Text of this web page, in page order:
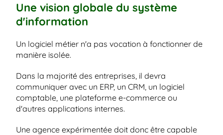
Une vision globale du système
d'information
Un logiciel métier n'a pas vocation à fonctionner de
manière isolée.
Dans la majorité des entreprises, il devra
communiquer avec un ERP, un CRM, un logiciel
comptable, une plateforme e-commerce ou
d'autres applications internes.
Une agence expérimentée doit donc être capable